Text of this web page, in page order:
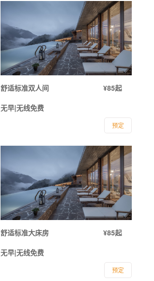
舒适标准双人间
¥85起
无早|无线免费
预定
舒适标准大床房
¥85起
无早|无线免费
预定